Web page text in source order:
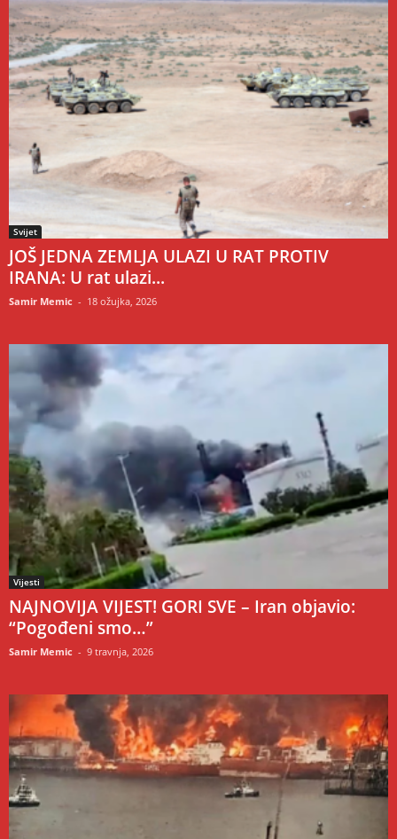
Svijet
JOŠ JEDNA ZEMLJA ULAZI U RAT PROTIV
IRANA: U rat ulazi...
Samir Memic - 18 ožujka, 2026
Vijesti
NAJNOVIJA VIJEST! GORI SVE – Iran objavio:
“Pogođeni smo…”
Samir Memic - 9 travnja, 2026